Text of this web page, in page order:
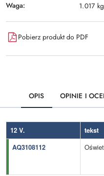
Waga: 1.017 kg
Pobierz produkt do PDF
OPIS OPINIE I
12 V.
tekst
AQ3108112